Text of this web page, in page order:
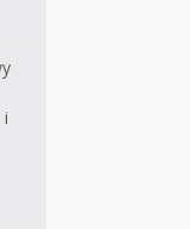
i